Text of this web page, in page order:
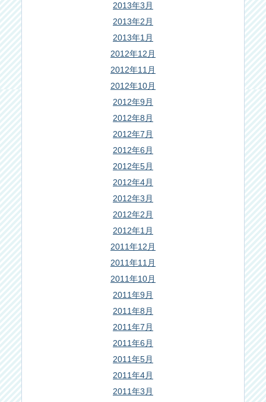
2013年3月
2013年2月
2013年1月
2012年12月
2012年11月
2012年10月
2012年9月
2012年8月
2012年7月
2012年6月
2012年5月
2012年4月
2012年3月
2012年2月
2012年1月
2011年12月
2011年11月
2011年10月
2011年9月
2011年8月
2011年7月
2011年6月
2011年5月
2011年4月
2011年3月